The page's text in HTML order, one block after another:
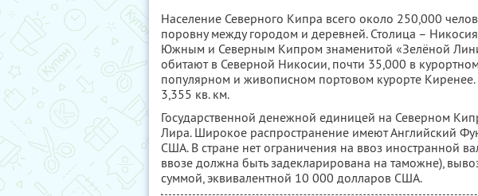
Население Северного Кипра всего около 250,000
поровну между городом и деревней. Столица –
Южным и Северным Кипром знаменитой «Зелёной
обитают в Северной Никосии, почти 35,000 в
популярном и живописном портовом курорте
3,355 кв. км.
Государственной денежной единицей на Северном
Лира. Широкое распространение имеют Английский
США. В стране нет ограничения на ввоз иностранной
ввозе должна быть задекларирована на таможне),
суммой, эквивалентной 10 000 долларов США.